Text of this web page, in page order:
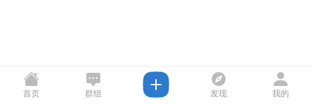
首页 群组 发现 我的